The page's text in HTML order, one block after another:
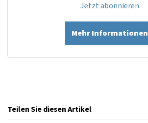
Jetzt abonnieren
Mehr Informationen
Teilen Sie diesen Artikel